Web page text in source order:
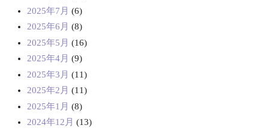
2025年7月 (6)
2025年6月 (8)
2025年5月 (16)
2025年4月 (9)
2025年3月 (11)
2025年2月 (11)
2025年1月 (8)
2024年12月 (13)